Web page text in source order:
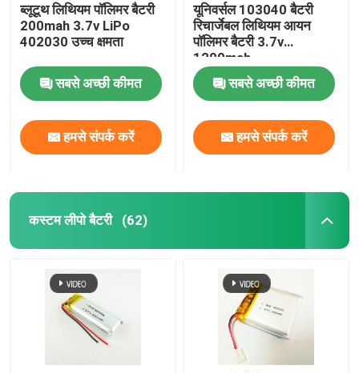
ब्लूटूथ लिथियम पॉलिमर बैटरी
200mah 3.7v LiPo
402030 उच्च क्षमता
सबसे अच्छी कीमत
हमसे संपर्क करें
यूनिवर्सल 103040 बैटरी
रिचार्जेबल लिथियम आयन
पॉलिमर बैटरी 3.7v
1200mah
सबसे अच्छी कीमत
हमसे संपर्क करें
कस्टम लीपो बैटरी (62)